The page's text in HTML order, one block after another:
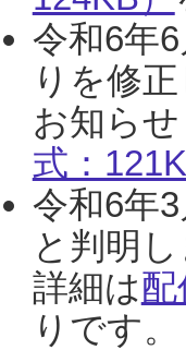
令和6年
りを修
お知ら
式：
令和6年
と判明
詳細は
りです。